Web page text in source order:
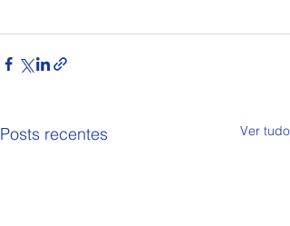
Posts recentes Ver tudo